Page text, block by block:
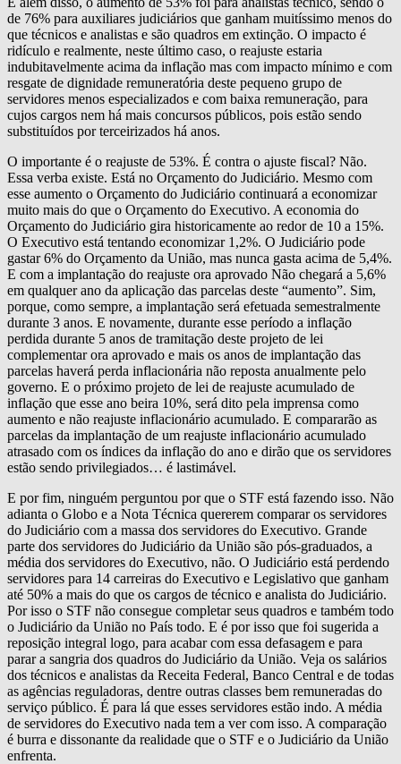
de 76% para auxiliares judiciários que ganham muitíssimo menos do
que técnicos e analistas e são quadros em extinção. O impacto é
ridículo e realmente, neste último caso, o reajuste estaria
indubitavelmente acima da inflação mas com impacto mínimo e com
resgate de dignidade remuneratória deste pequeno grupo de
servidores menos especializados e com baixa remuneração, para
cujos cargos nem há mais concursos públicos, pois estão sendo
substituídos por terceirizados há anos.
O importante é o reajuste de 53%. É contra o ajuste fiscal? Não.
Essa verba existe. Está no Orçamento do Judiciário. Mesmo com
esse aumento o Orçamento do Judiciário continuará a economizar
muito mais do que o Orçamento do Executivo. A economia do
Orçamento do Judiciário gira historicamente ao redor de 10 a 15%.
O Executivo está tentando economizar 1,2%. O Judiciário pode
gastar 6% do Orçamento da União, mas nunca gasta acima de 5,4%.
E com a implantação do reajuste ora aprovado Não chegará a 5,6%
em qualquer ano da aplicação das parcelas deste “aumento”. Sim,
porque, como sempre, a implantação será efetuada semestralmente
durante 3 anos. E novamente, durante esse período a inflação
perdida durante 5 anos de tramitação deste projeto de lei
complementar ora aprovado e mais os anos de implantação das
parcelas haverá perda inflacionária não reposta anualmente pelo
governo. E o próximo projeto de lei de reajuste acumulado de
inflação que esse ano beira 10%, será dito pela imprensa como
aumento e não reajuste inflacionário acumulado. E compararão as
parcelas da implantação de um reajuste inflacionário acumulado
atrasado com os índices da inflação do ano e dirão que os servidores
estão sendo privilegiados… é lastimável.
E por fim, ninguém perguntou por que o STF está fazendo isso. Não
adianta o Globo e a Nota Técnica quererem comparar os servidores
do Judiciário com a massa dos servidores do Executivo. Grande
parte dos servidores do Judiciário da União são pós-graduados, a
média dos servidores do Executivo, não. O Judiciário está perdendo
servidores para 14 carreiras do Executivo e Legislativo que ganham
até 50% a mais do que os cargos de técnico e analista do Judiciário.
Por isso o STF não consegue completar seus quadros e também todo
o Judiciário da União no País todo. E é por isso que foi sugerida a
reposição integral logo, para acabar com essa defasagem e para
parar a sangria dos quadros do Judiciário da União. Veja os salários
dos técnicos e analistas da Receita Federal, Banco Central e de todas
as agências reguladoras, dentre outras classes bem remuneradas do
serviço público. É para lá que esses servidores estão indo. A média
de servidores do Executivo nada tem a ver com isso. A comparação
é burra e dissonante da realidade que o STF e o Judiciário da União
enfrenta.